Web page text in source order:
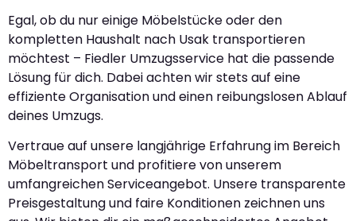
Egal, ob du nur einige Möbelstücke oder den
kompletten Haushalt nach Usak transportieren
möchtest – Fiedler Umzugsservice hat die passende
Lösung für dich. Dabei achten wir stets auf eine
effiziente Organisation und einen reibungslosen Ablauf
deines Umzugs.
Vertraue auf unsere langjährige Erfahrung im Bereich
Möbeltransport und profitiere von unserem
umfangreichen Serviceangebot. Unsere transparente
Preisgestaltung und faire Konditionen zeichnen uns